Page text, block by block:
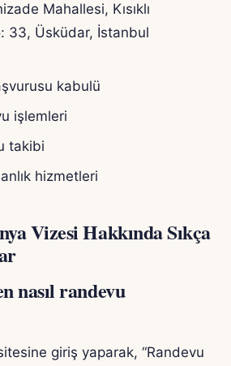
Mahallesi, Kısıklı
33, Üsküdar, İstanbul
kabulü
işlemleri
takibi
hizmetleri
Vizesi Hakkında Sıkça
nasıl randevu
giriş yaparak, “Randevu